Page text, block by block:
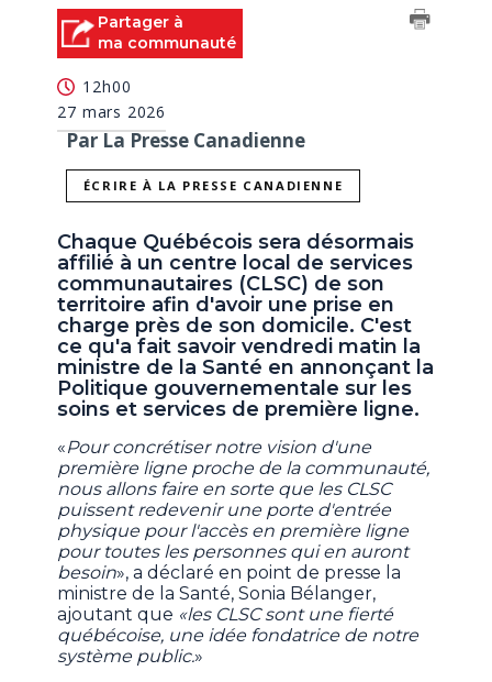
Partager à
ma communauté
12h00
27 mars 2026
Par La Presse Canadienne
ÉCRIRE À LA PRESSE CANADIENNE
Chaque Québécois sera désormais
affilié à un centre local de services
communautaires (CLSC) de son
territoire afin d'avoir une prise en
charge près de son domicile. C'est
ce qu'a fait savoir vendredi matin la
ministre de la Santé en annonçant la
Politique gouvernementale sur les
soins et services de première ligne.
«Pour concrétiser notre vision d'une
première ligne proche de la communauté,
nous allons faire en sorte que les CLSC
puissent redevenir une porte d'entrée
physique pour l'accès en première ligne
pour toutes les personnes qui en auront
besoin», a déclaré en point de presse la
ministre de la Santé, Sonia Bélanger,
ajoutant que «les CLSC sont une fierté
québécoise, une idée fondatrice de notre
système public.»